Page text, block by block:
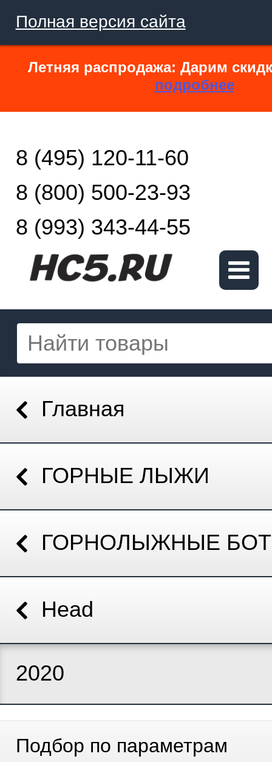
Полная версия сайта
Летняя распродажа: Дарим
подробнее
8 (495) 120-11-60
8 (800) 500-23-93
8 (993) 343-44-55
Главная
ГОРНЫЕ ЛЫЖИ
ГОРНОЛЫЖНЫЕ
Head
2020
Подбор по параметрам